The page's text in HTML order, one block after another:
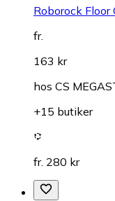
Roborock Floor
fr.
163 kr
hos CS
+15 butiker
fr. 280 kr